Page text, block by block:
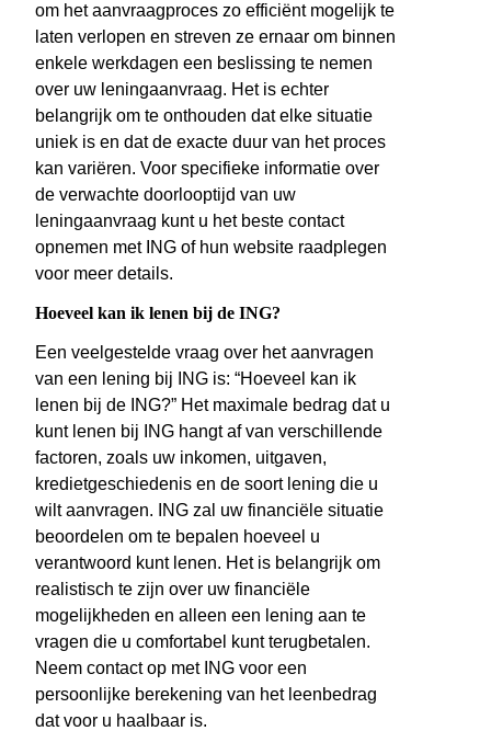
om het aanvraagproces zo efficiënt mogelijk te
laten verlopen en streven ze ernaar om binnen
enkele werkdagen een beslissing te nemen
over uw leningaanvraag. Het is echter
belangrijk om te onthouden dat elke situatie
uniek is en dat de exacte duur van het proces
kan variëren. Voor specifieke informatie over
de verwachte doorlooptijd van uw
leningaanvraag kunt u het beste contact
opnemen met ING of hun website raadplegen
voor meer details.
Hoeveel kan ik lenen bij de ING?
Een veelgestelde vraag over het aanvragen
van een lening bij ING is: “Hoeveel kan ik
lenen bij de ING?” Het maximale bedrag dat u
kunt lenen bij ING hangt af van verschillende
factoren, zoals uw inkomen, uitgaven,
kredietgeschiedenis en de soort lening die u
wilt aanvragen. ING zal uw financiële situatie
beoordelen om te bepalen hoeveel u
verantwoord kunt lenen. Het is belangrijk om
realistisch te zijn over uw financiële
mogelijkheden en alleen een lening aan te
vragen die u comfortabel kunt terugbetalen.
Neem contact op met ING voor een
persoonlijke berekening van het leenbedrag
dat voor u haalbaar is.